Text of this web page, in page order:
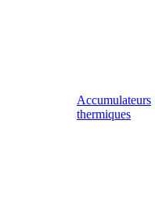
Accumulateurs
thermiques